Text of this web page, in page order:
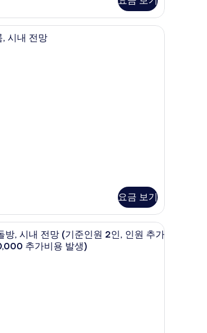
실 내 금고, 방음 설비
, 시내 전망
요금 보기
실 내 금고, 방음 설비디럭스 더블 온돌방, 시내 전망 (기준인원 2인
방, 시내 전망 (기준인원 2인, 인원 추가
추가비용 발생)